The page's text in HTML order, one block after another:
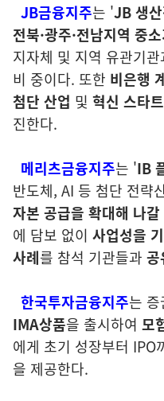
JB금융지주는 'JB 생
전북·광주·전남지역 중
지자체 및 지역 유관기
비 중이다. 또한 비은행
첨단 산업 및 혁신 스타
진한다.
메리츠금융지주는 'IB
반도체, AI 등 첨단 전략
자본 공급을 확대해 나갈
에 담보 없이 사업성을
사례를 참석 기관들과 공
한국투자금융지주는
IMA상품을 출시하여 모
에게 초기 성장부터 IPO
을 제공한다.